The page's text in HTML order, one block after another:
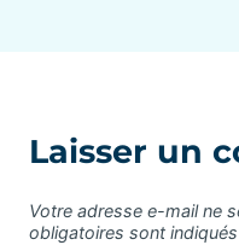
Laisser un
Votre adresse e-mail ne
obligatoires sont